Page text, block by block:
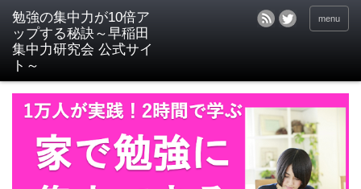
menu